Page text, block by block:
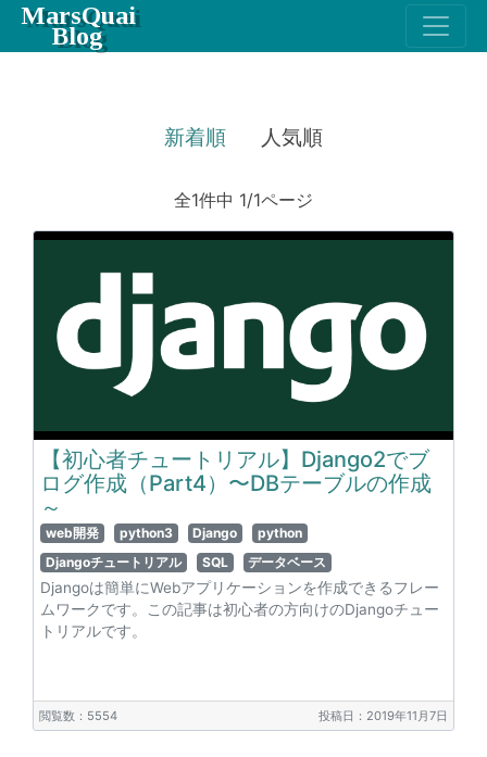
MarsQuai
Blog
新着順 人気順
全1件中 1/1ページ
【初心者チュートリアル】Django2でブ
ログ作成（Part4）〜DBテーブルの作成
～
web開発 python3 Django
python
Djangoチュートリアル
SQL データベース
Djangoは簡単にWebアプリケーションを作成できるフレー
ムワークです。この記事は初心者の方向けのDjangoチュー
トリアルです。
閲覧数：5554 投稿日：2019年11月7日